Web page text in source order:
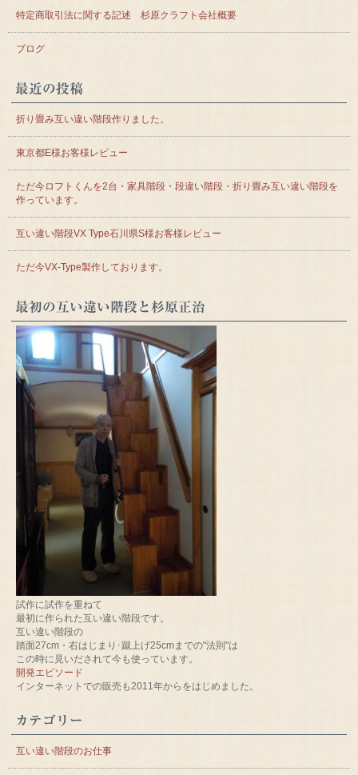
特定商取引法に関する記述 杉原クラフト会社概要
ブログ
最近の投稿
折り畳み互い違い階段作りました。
東京都E様お客様レビュー
ただ今ロフトくんを2台・家具階段・段違い階段・折り畳み互い違い階段を
作っています。
互い違い階段VX Type石川県S様お客様レビュー
ただ今VX-Type製作しております。
最初の互い違い階段と杉原正治
試作に試作を重ねて
最初に作られた互い違い階段です。
互い違い階段の
踏面27cm・右はじまり･蹴上げ25cmまでの"法則"は
この時に見いだされて今も使っています。
開発エピソード
インターネットでの販売も2011年からをはじめました。
カテゴリー
互い違い階段のお仕事